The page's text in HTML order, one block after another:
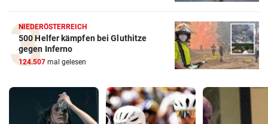
NIEDERÖSTERREICH
500 Helfer kämpfen bei Gluthitze
gegen Inferno
124.507 mal gelesen